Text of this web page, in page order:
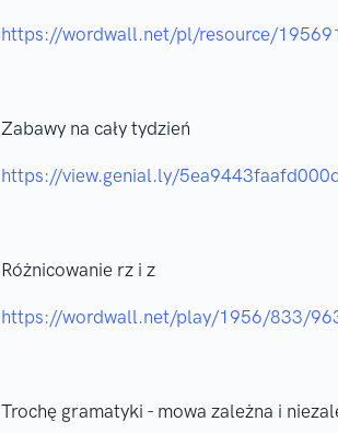
https://wordwall.net/pl/resource/
Zabawy na cały tydzień
https://view.genial.ly/
Różnicowanie rz i z
https://wordwall.net/play/1956/833/
Trochę gramatyki - mowa zależna i